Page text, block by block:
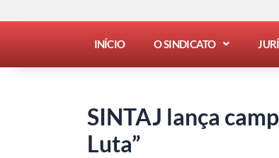
INÍCIO O SINDICATO
SINTAJ lança
Luta”